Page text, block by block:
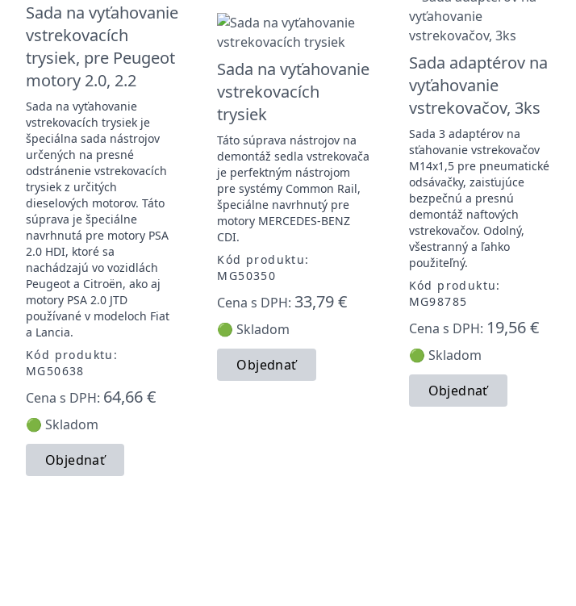
Sada na vyťahovanie
vstrekovacích
trysiek, pre Peugeot
motory 2.0, 2.2
Sada na vyťahovanie
vstrekovacích trysiek je
špeciálna sada nástrojov
určených na presné
odstránenie vstrekovacích
trysiek z určitých
dieselových motorov. Táto
súprava je špeciálne
navrhnutá pre motory PSA
2.0 HDI, ktoré sa
nachádzajú vo vozidlách
Peugeot a Citroën, ako aj
motory PSA 2.0 JTD
používané v modeloch Fiat
a Lancia.
Kód produktu:
MG50638
Cena s DPH: 64,66 €
🟢 Skladom
Objednať
Sada na vyťahovanie
vstrekovacích
trysiek
Táto súprava nástrojov na
demontáž sedla vstrekovača
je perfektným nástrojom
pre systémy Common Rail,
špeciálne navrhnutý pre
motory MERCEDES-BENZ
CDI.
Kód produktu:
MG50350
Cena s DPH: 33,79 €
🟢 Skladom
Objednať
Sada adaptérov na
vyťahovanie
vstrekovačov, 3ks
Sada 3 adaptérov na
sťahovanie vstrekovačov
M14x1,5 pre pneumatické
odsávačky, zaisťujúce
bezpečnú a presnú
demontáž naftových
vstrekovačov. Odolný,
všestranný a ľahko
použiteľný.
Kód produktu:
MG98785
Cena s DPH: 19,56 €
🟢 Skladom
Objednať